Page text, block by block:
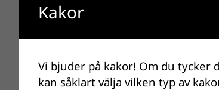
Kakor
Vi bjuder på kakor! Om du tycker
kan såklart välja vilken typ av